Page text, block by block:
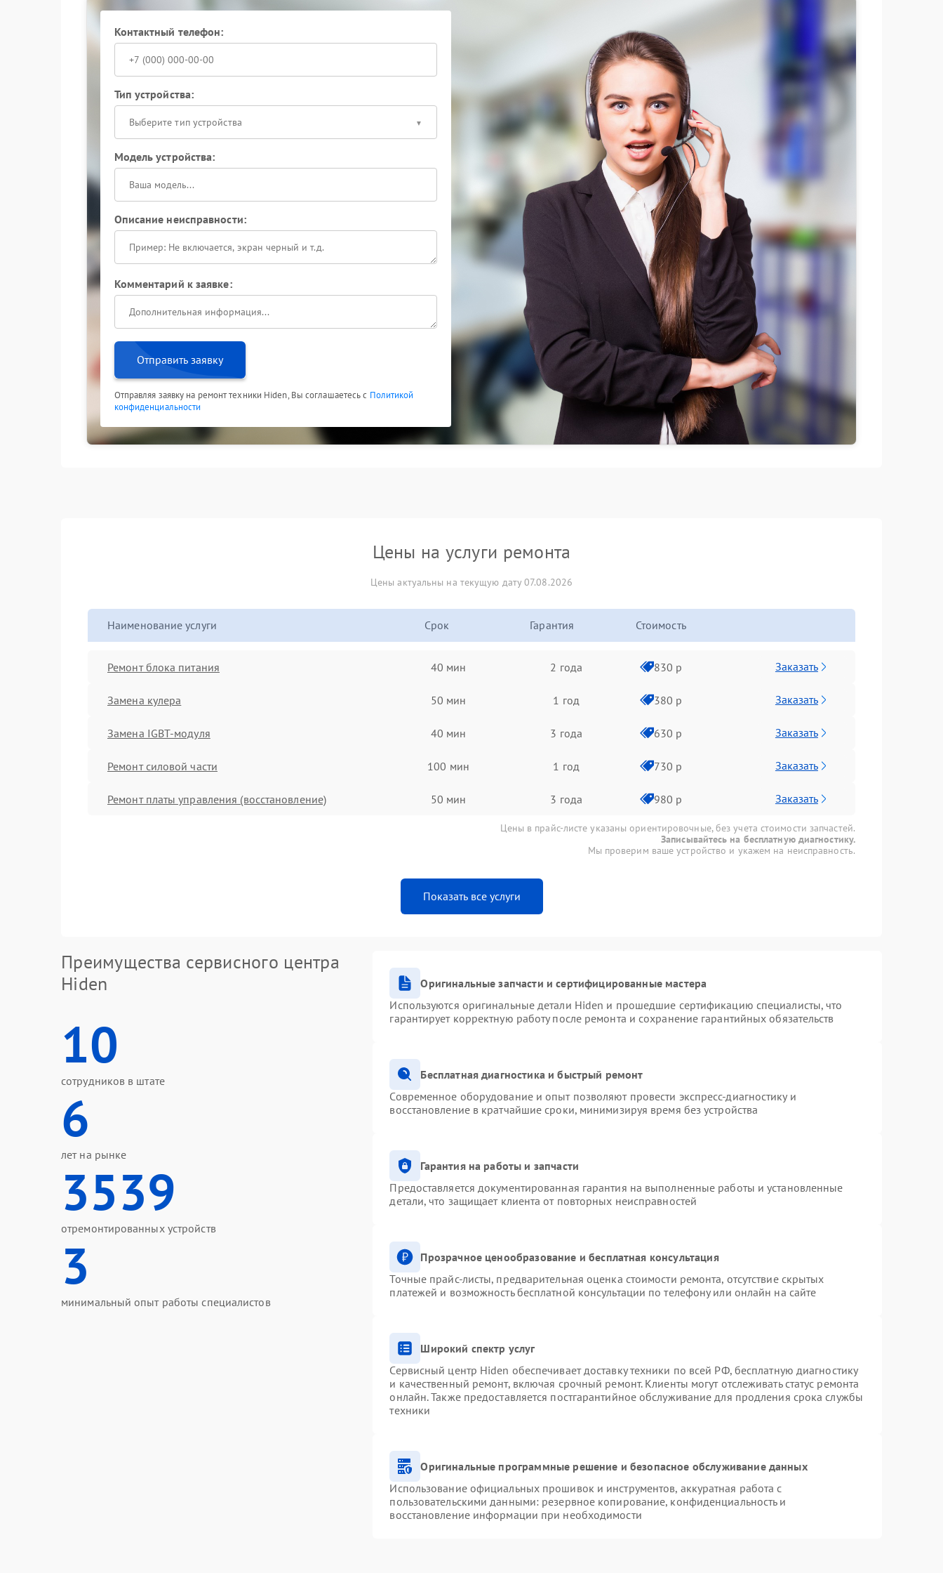
выполняется с учетом заводских спецификаций, что помогает сохранить заявленные
характеристики оборудования.
и устранения подобных неисправностей. Специалисты оперативно определяют состояние
ключевых элементов схемы и принимают меры для возвращения ИБП в рабочее состояние.
Обратитесь за квалифицированной поддержкой — это позволит быстро вернуть технику к жизни.
Контактный телефон:
Тип устройства:
Выберите тип устройства
Модель устройства:
Описание неисправности:
Комментарий к заявке:
Отправить заявку
Отправляя заявку на ремонт техники Hiden, Вы соглашаетесь с Политикой
конфиденциальности
Цены на услуги ремонта
Цены актуальны на текущую дату 07.08.2026
Наименование услуги Срок Гарантия Стоимость
Ремонт блока питания 40 мин 2 года 830 р Заказать
Замена кулера 50 мин 1 год 380 р Заказать
Замена IGBT-модуля 40 мин 3 года 630 р Заказать
Ремонт силовой части 100 мин 1 год 730 р Заказать
Ремонт платы управления (восстановление) 50 мин 3 года 980 р Заказать
Цены в прайс-листе указаны ориентировочные, без учета стоимости запчастей.
Записывайтесь на бесплатную диагностику.
Мы проверим ваше устройство и укажем на неисправность.
Показать все услуги
Преимущества сервисного центра
Hiden
10
сотрудников в штате
6
лет на рынке
3539
отремонтированных устройств
3
минимальный опыт работы специалистов
Оригинальные запчасти и сертифицированные мастера
Используются оригинальные детали Hiden и прошедшие сертификацию специалисты, что
гарантирует корректную работу после ремонта и сохранение гарантийных обязательств
Бесплатная диагностика и быстрый ремонт
Современное оборудование и опыт позволяют провести экспресс-диагностику и
восстановление в кратчайшие сроки, минимизируя время без устройства
Гарантия на работы и запчасти
Предоставляется документированная гарантия на выполненные работы и установленные
детали, что защищает клиента от повторных неисправностей
Прозрачное ценообразование и бесплатная консультация
Точные прайс-листы, предварительная оценка стоимости ремонта, отсутствие скрытых
платежей и возможность бесплатной консультации по телефону или онлайн на сайте
Широкий спектр услуг
Сервисный центр Hiden обеспечивает доставку техники по всей РФ, бесплатную диагностику
и качественный ремонт, включая срочный ремонт. Клиенты могут отслеживать статус ремонта
онлайн. Также предоставляется постгарантийное обслуживание для продления срока службы
техники
Оригинальные программные решение и безопасное обслуживание данных
Использование официальных прошивок и инструментов, аккуратная работа с
пользовательскими данными: резервное копирование, конфиденциальность и
восстановление информации при необходимости